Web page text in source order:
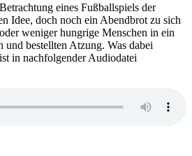
eines Fußballspiels der
Idee, doch noch ein Abendbrot zu sich
weniger hungrige Menschen in ein
und bestellten Atzung. Was dabei
in nachfolgender Audiodatei